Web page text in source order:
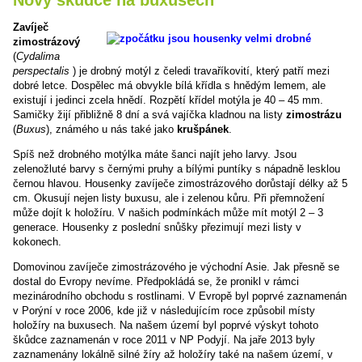
Zavíječ
zimostrázový
(Cydalima
perspectalis ) je drobný motýl z čeledi travaříkovití, který patří mezi
dobré letce. Dospělec má obvykle bílá křídla s hnědým lemem, ale
existují i jedinci zcela hnědí. Rozpětí křídel motýla je 40 – 45 mm.
Samičky žijí přibližně 8 dní a svá vajíčka kladnou na listy zimostrázu
(Buxus), známého u nás také jako krušpánek.
Spíš než drobného motýlka máte šanci najít jeho larvy. Jsou
zelenožluté barvy s černými pruhy a bílými puntíky s nápadně lesklou
černou hlavou. Housenky zavíječe zimostrázového dorůstají délky až 5
cm. Okusují nejen listy buxusu, ale i zelenou kůru. Při přemnožení
může dojít k holožíru. V našich podmínkách může mít motýl 2 – 3
generace. Housenky z poslední snůšky přezimují mezi listy v
kokonech.
Domovinou zavíječe zimostrázového je východní Asie. Jak přesně se
dostal do Evropy nevíme. Předpokládá se, že pronikl v rámci
mezinárodního obchodu s rostlinami. V Evropě byl poprvé zaznamenán
v Porýní v roce 2006, kde již v následujícím roce způsobil místy
holožíry na buxusech. Na našem území byl poprvé výskyt tohoto
škůdce zaznamenán v roce 2011 v NP Podyjí. Na jaře 2013 byly
zaznamenány lokálně silné žíry až holožíry také na našem území, v